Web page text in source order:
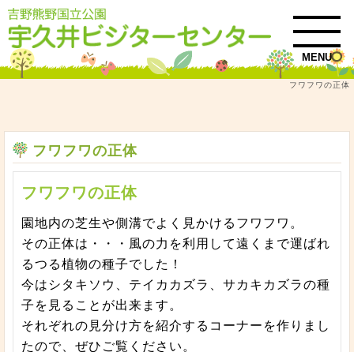
MENU
フワフワの正体
フワフワの正体
フワフワの正体
園地内の芝生や側溝でよく見かけるフワフワ。
その正体は・・・風の力を利用して遠くまで運ばれ
るつる植物の種子でした！
今はシタキソウ、テイカカズラ、サカキカズラの種
子を見ることが出来ます。
それぞれの見分け方を紹介するコーナーを作りまし
たので、ぜひご覧ください。